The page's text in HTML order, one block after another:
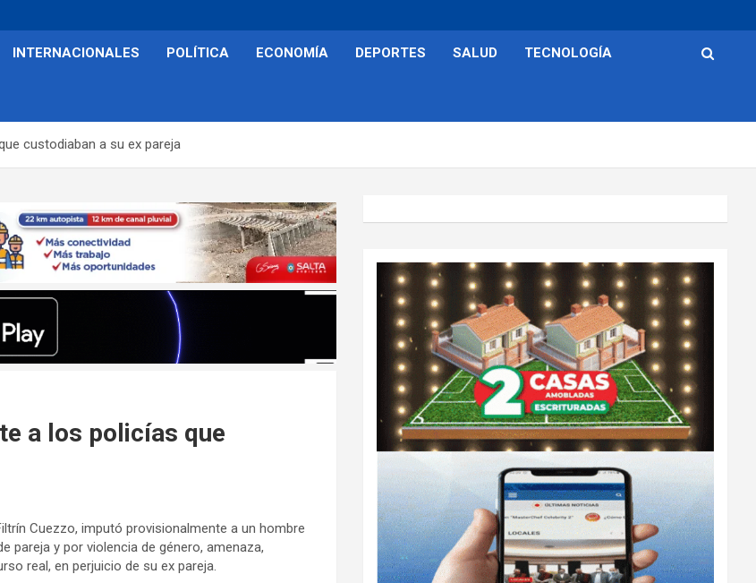
INTERNACIONALES POLÍTICA ECONOMÍA DEPORTES SALUD TECNOLOGÍA
custodiaban a su ex pareja
a los policías que
Cuezzo, imputó provisionalmente a un hombre
pareja y por violencia de género, amenaza,
real, en perjuicio de su ex pareja.